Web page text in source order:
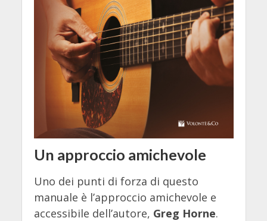
Un approccio amichevole
Uno dei punti di forza di questo
manuale è l’approccio amichevole e
accessibile dell’autore, Greg Horne.